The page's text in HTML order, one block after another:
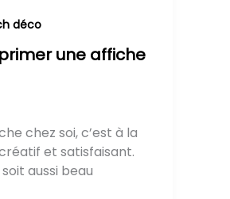
déco
une affiche
chez soi, c’est à la
et satisfaisant.
aussi beau